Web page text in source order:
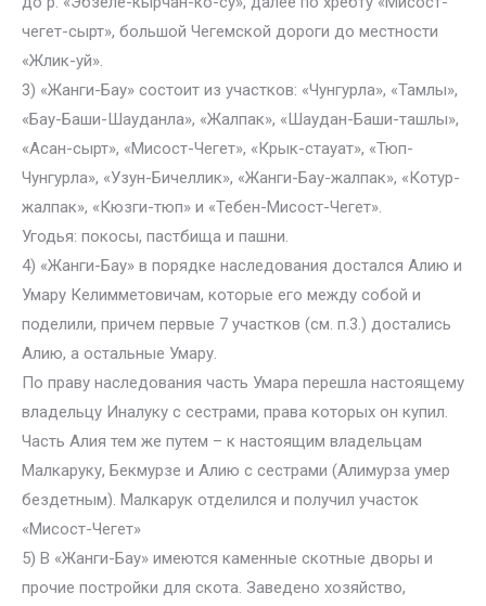
чегет-сырт», большой Чегемской дороги до местности
«Жлик-уй».
3) «Жанги-Бау» состоит из участков: «Чунгурла», «Тамлы»,
«Бау-Баши-Шауданла», «Жалпак», «Шаудан-Баши-ташлы»,
«Асан-сырт», «Мисост-Чегет», «Крык-стауат», «Тюп-
Чунгурла», «Узун-Бичеллик», «Жанги-Бау-жалпак», «Котур-
жалпак», «Кюзги-тюп» и «Тебен-Мисост-Чегет».
Угодья: покосы, пастбища и пашни.
4) «Жанги-Бау» в порядке наследования достался Алию и
Умару Келимметовичам, которые его между собой и
поделили, причем первые 7 участков (см. п.3.) достались
Алию, а остальные Умару.
По праву наследования часть Умара перешла настоящему
владельцу Иналуку с сестрами, права которых он купил.
Часть Алия тем же путем – к настоящим владельцам
Малкаруку, Бекмурзе и Алию с сестрами (Алимурза умер
бездетным). Малкарук отделился и получил участок
«Мисост-Чегет»
5) В «Жанги-Бау» имеются каменные скотные дворы и
прочие постройки для скота. Заведено хозяйство,